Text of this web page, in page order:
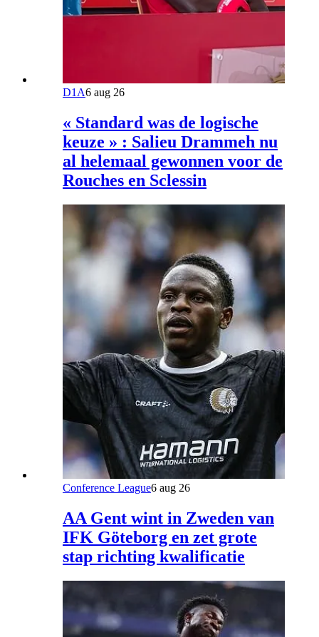
D1A6 aug 26
« Standard was de logische
keuze » : Salieu Drammeh nu
al helemaal gewonnen voor de
Rouches en Sclessin
Conference League6 aug 26
AA Gent wint in Zweden van
IFK Göteborg en zet grote
stap richting kwalificatie